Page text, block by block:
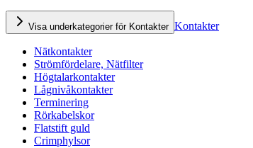
Visa underkategorier för Kontakter Kontakter
Nätkontakter
Strömfördelare, Nätfilter
Högtalarkontakter
Lågnivåkontakter
Terminering
Rörkabelskor
Flatstift guld
Crimphylsor